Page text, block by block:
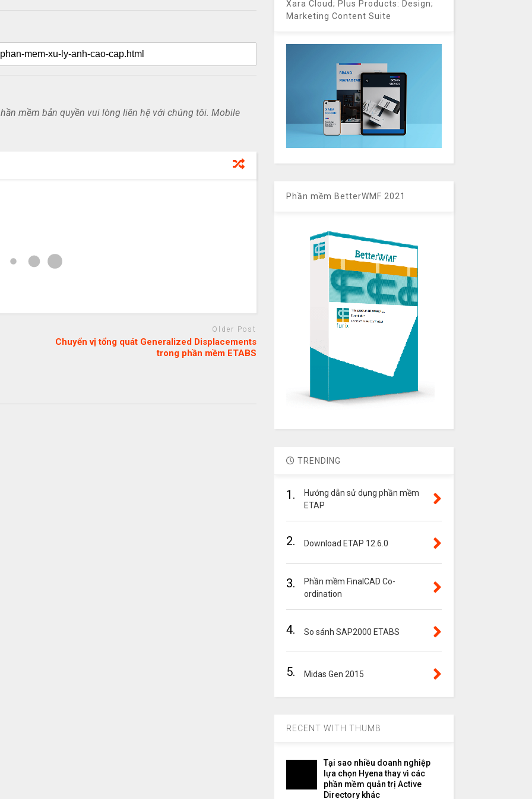
mềm bản quyền vui lòng liên hệ với chúng tôi. Mobile
Older Post
Chuyển vị tổng quát Generalized Displacements
trong phần mềm ETABS
Xara Cloud; Plus Products: Design;
Marketing Content Suite
Phần mềm BetterWMF 2021
TRENDING
1.
Hướng dẫn sử dụng phần mềm
ETAP
2. Download ETAP 12.6.0
3.
Phần mềm FinalCAD Co-
ordination
4. So sánh SAP2000 ETABS
5. Midas Gen 2015
RECENT WITH THUMB
Tại sao nhiều doanh nghiệp
lựa chọn Hyena thay vì các
phần mềm quản trị Active
Directory khác